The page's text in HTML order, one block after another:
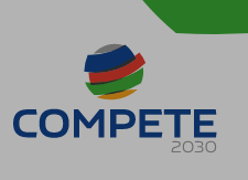
Saltar para o conteúdo